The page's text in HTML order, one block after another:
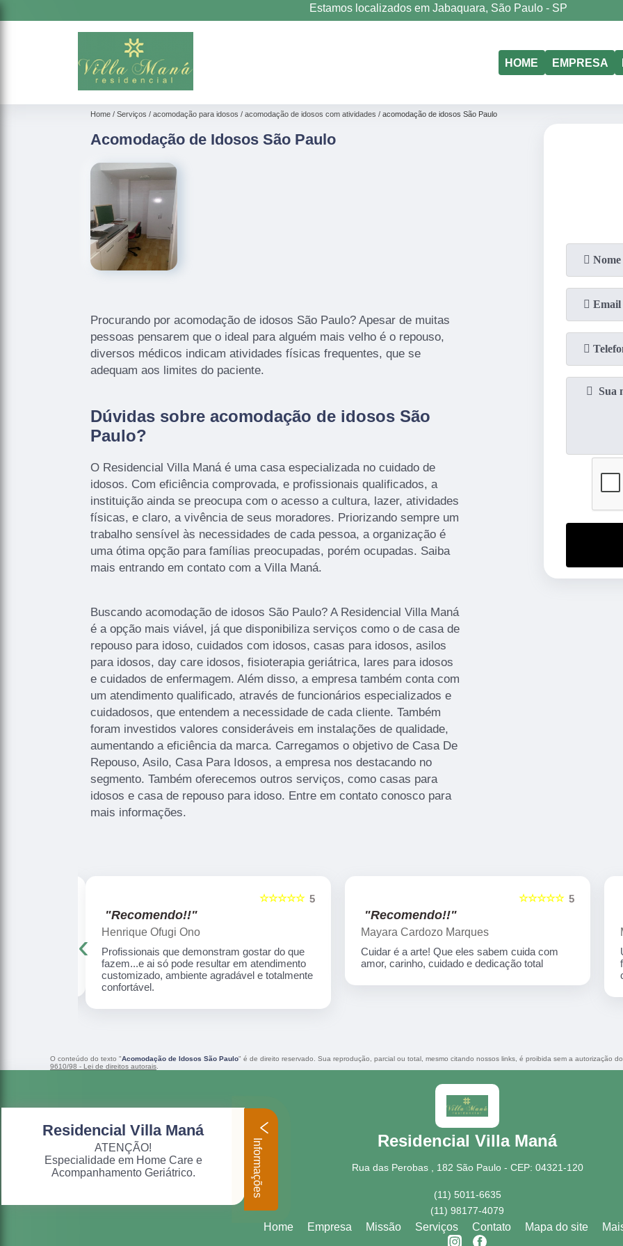
Estamos localizados em Jabaquara, São Paulo - SP
(11) 5011-6635
HOME EMPRESA
Home Serviços acomodação para idosos acomodação de idosos com atividades acomodação de idosos São Paulo
Acomodação de Idosos São Paulo
Procurando por acomodação de idosos São Paulo? Apesar de muitas
pessoas pensarem que o ideal para alguém mais velho é o repouso,
diversos médicos indicam atividades físicas frequentes, que se
adequam aos limites do paciente.
Dúvidas sobre acomodação de idosos São
Paulo?
O Residencial Villa Maná é uma casa especializada no cuidado de
idosos. Com eficiência comprovada, e profissionais qualificados, a
instituição ainda se preocupa com o acesso a cultura, lazer, atividades
físicas, e claro, a vivência de seus moradores. Priorizando sempre um
trabalho sensível às necessidades de cada pessoa, a organização é
uma ótima opção para famílias preocupadas, porém ocupadas. Saiba
mais entrando em contato com a Villa Maná.
Buscando acomodação de idosos São Paulo? A Residencial Villa Maná
é a opção mais viável, já que disponibiliza serviços como o de casa de
repouso para idoso, cuidados com idosos, casas para idosos, asilos
para idosos, day care idosos, fisioterapia geriátrica, lares para idosos
e cuidados de enfermagem. Além disso, a empresa também conta com
um atendimento qualificado, através de funcionários especializados e
cuidadosos, que entendem a necessidade de cada cliente. Também
foram investidos valores consideráveis em instalações de qualidade,
aumentando a eficiência da marca. Carregamos o objetivo de Casa De
Repouso, Asilo, Casa Para Idosos, a empresa nos destacando no
segmento. Também oferecemos outros serviços, como casas para
idosos e casa de repouso para idoso. Entre em contato conosco para
mais informações.
5
☆☆☆☆☆
"Recomendo!!"
Henrique Ofugi Ono
Profissionais que demonstram gostar do que
fazem...e ai só pode resultar em atendimento
customizado, ambiente agradável e totalmente
confortável.
5
☆☆☆☆☆
"Recomendo!!"
Mayara Cardozo Marques
Cuidar é a arte! Que eles sabem cuida com
amor, carinho, cuidado e dedicação total
‹
O conteúdo do texto "Acomodação de Idosos São Paulo" é de direito reservado. Sua reprodução, parcial ou total, mesmo citando nossos links, é proibida sem a autorização
9610/98 - Lei de direitos autorais
Residencial Villa Maná
Rua das Perobas , 182 São Paulo - CEP: 04321-120
(11) 5011-6635
(11) 98177-4079
Home Empresa Missão Serviços Contato Mapa do site
Residencial Villa Maná
ATENÇÃO!
Especialidade em Home Care e
Acompanhamento Geriátrico.
Informações